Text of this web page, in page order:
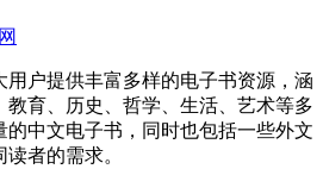
用户提供丰富多样的电子书资源，涵
育、历史、哲学、生活、艺术等多
中文电子书，同时也包括一些外文
者的需求。